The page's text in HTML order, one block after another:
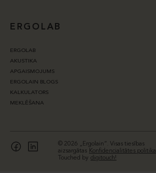
ERGOLAB
ERGOLAB
AKUSTIKA
APGAISMOJUMS
ERGOLAIN BLOGS
KALKULATORS
MEKLĒŠANA
© 2026 „Ergolain“. Visas tiesības
aizsargātas Konfidencialitātes politika
Touched by digitouch!